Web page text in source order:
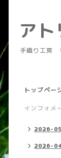
ア
手織り工房
トップペー
インフォメ
2026-05
2026-04